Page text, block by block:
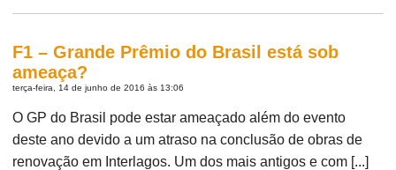
F1 – Grande Prêmio do Brasil está sob
ameaça?
terça-feira, 14 de junho de 2016 às 13:06
O GP do Brasil pode estar ameaçado além do evento
deste ano devido a um atraso na conclusão de obras de
renovação em Interlagos. Um dos mais antigos e com [...]